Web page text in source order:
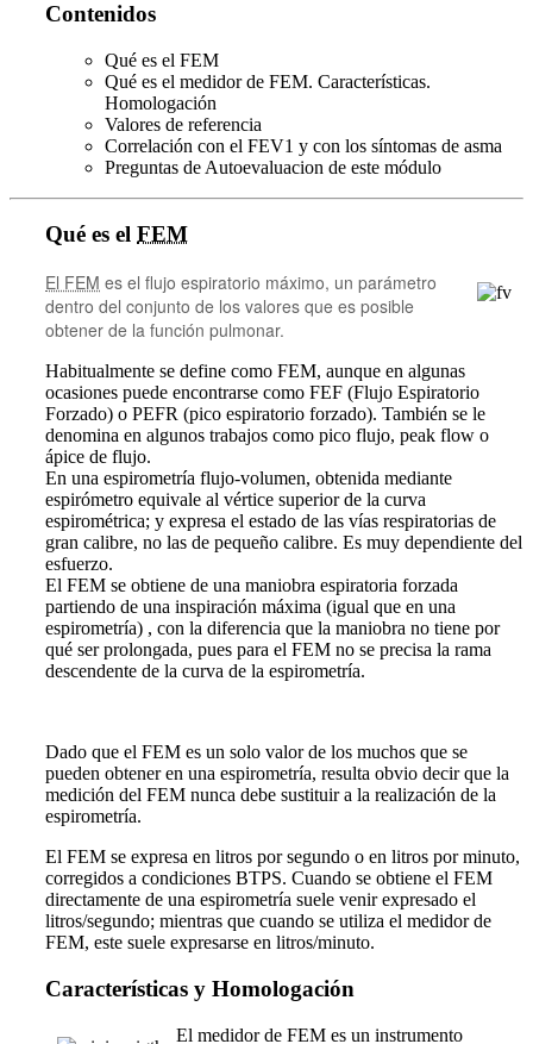
Contenidos
Qué es el FEM
Qué es el medidor de FEM. Características.
Homologación
Valores de referencia
Correlación con el FEV1 y con los síntomas de asma
Preguntas de Autoevaluacion de este módulo
Qué es el FEM
El FEM es el flujo espiratorio máximo, un parámetro
dentro del conjunto de los valores que es posible
obtener de la función pulmonar.
Habitualmente se define como FEM, aunque en algunas
ocasiones puede encontrarse como FEF (Flujo Espiratorio
Forzado) o PEFR (pico espiratorio forzado). También se le
denomina en algunos trabajos como pico flujo, peak flow o
ápice de flujo.
En una espirometría flujo-volumen, obtenida mediante
espirómetro equivale al vértice superior de la curva
espirométrica; y expresa el estado de las vías respiratorias de
gran calibre, no las de pequeño calibre. Es muy dependiente del
esfuerzo.
El FEM se obtiene de una maniobra espiratoria forzada
partiendo de una inspiración máxima (igual que en una
espirometría) , con la diferencia que la maniobra no tiene por
qué ser prolongada, pues para el FEM no se precisa la rama
descendente de la curva de la espirometría.
Dado que el FEM es un solo valor de los muchos que se
pueden obteneren una espirometría, resulta obvio decir que la
medición del FEM nunca debe sustituir a la realización de la
espirometría.
El FEM se expresa en litros por segundo o en litros por minuto,
corregidos a condiciones BTPS. Cuando se obtiene el FEM
directamente de una espirometría suele venir expresado el
litros/segundo; mientras que cuando se utiliza el medidor de
FEM, este suele expresarse en litros/minuto.
Características y Homologación
El medidor de FEM es un instrumento